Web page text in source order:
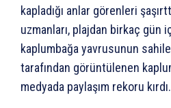
kapladığı anlar görenleri
uzmanları, plajdan birkaç gün
kaplumbağa yavrusunun
tarafından görüntülenen
medyada paylaşım rekoru kırdı.